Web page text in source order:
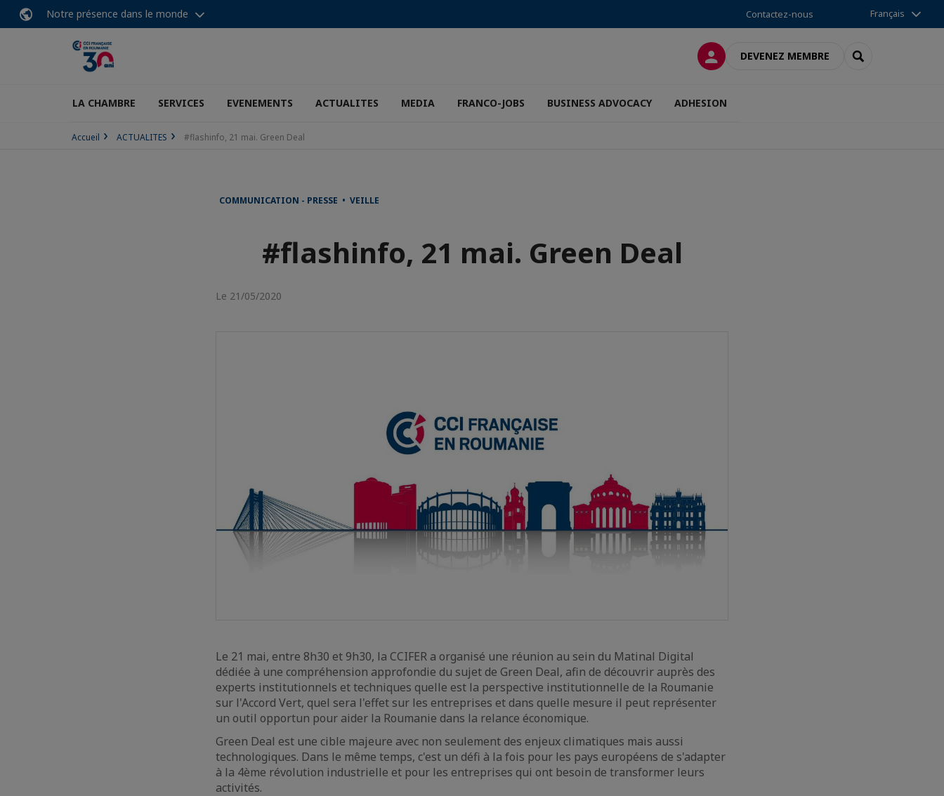
Notre présence dans le monde Contactez-nous Français
CONNEXIONDEVENEZ MEMBRE RECHERCHER
LA CHAMBRE SERVICES EVENEMENTS ACTUALITES MEDIA FRANCO-JOBS BUSINESS ADVOCACY ADHESION
Accueil ACTUALITES #flashinfo, 21 mai. Green Deal
COMMUNICATION - PRESSE • VEILLE
#flashinfo, 21 mai. Green Deal
Le 21/05/2020
Le 21 mai, entre 8h30 et 9h30, la CCIFER a organisé une réunion au sein du Matinal Digital
dédiée à une compréhension approfondie du sujet de Green Deal, afin de découvrir auprès des
experts institutionnels et techniques quelle est la perspective institutionnelle de la Roumanie
sur l'Accord Vert, quel sera l'effet sur les entreprises et dans quelle mesure il peut représenter
un outil opportun pour aider la Roumanie dans la relance économique.
Green Deal est une cible majeure avec non seulement des enjeux climatiques mais aussi
technologiques. Dans le même temps, c'est un défi à la fois pour les pays européens de s'adapter
à la 4ème révolution industrielle et pour les entreprises qui ont besoin de transformer leurs
activités.